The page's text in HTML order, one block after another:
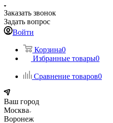
Заказать звонок
Задать вопрос
Войти
Корзина0
Избранные товары0
Сравнение товаров0
Ваш город
Москва
Воронеж